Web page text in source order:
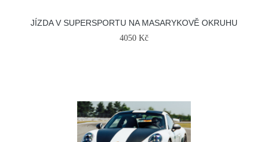
JÍZDA V SUPERSPORTU NA MASARYKOVĚ OKRUHU
4050 Kč